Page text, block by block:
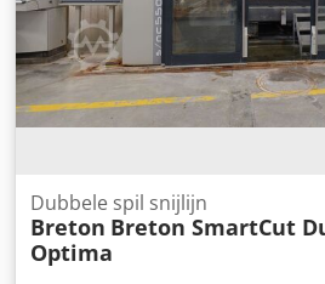
Dubbele spil snijlijn
Breton Breton SmartCut
Optima